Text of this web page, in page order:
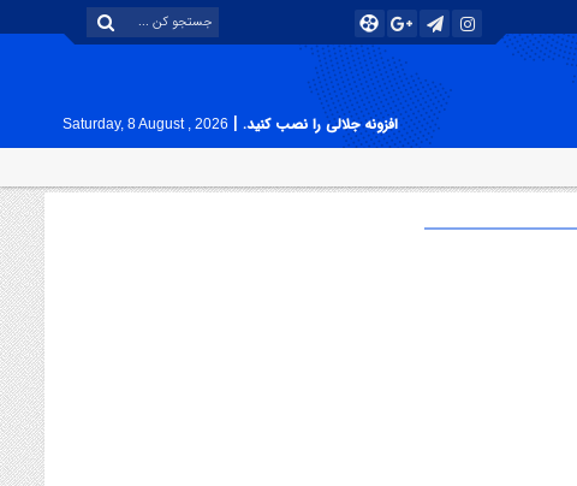
افزونه جلالی را نصب کنید. |
Saturday, 8 August , 2026